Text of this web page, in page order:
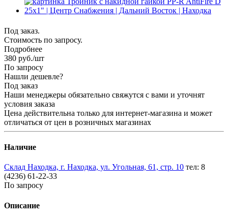
Под заказ.
Стоимость по запросу.
Подробнее
380 руб./шт
По запросу
Нашли дешевле?
Под заказ
Наши менеджеры обязательно свяжутся с вами и уточнят
условия заказа
Цена действительна только для интернет-магазина и может
отличаться от цен в розничных магазинах
Наличие
Склад Находка, г. Находка, ул. Угольная, 61, стр. 10 тел: 8
(4236) 61-22-33
По запросу
Описание